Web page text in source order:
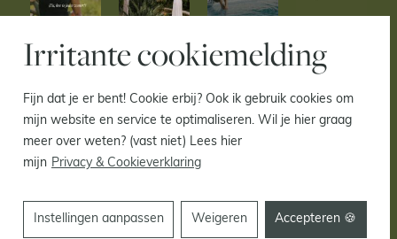
Irritante cookiemelding
Fijn dat je er bent! Cookie erbij? Ook ik gebruik cookies om
mijn website en service te optimaliseren. Wil je hier graag
meer over weten? (vast niet) Lees hier
mijn Privacy & Cookieverklaring
Instellingen aanpassen Weigeren Accepteren 🍪
© 2021– 2026 Inge Dekker |Privacy & Cookie
verklaring